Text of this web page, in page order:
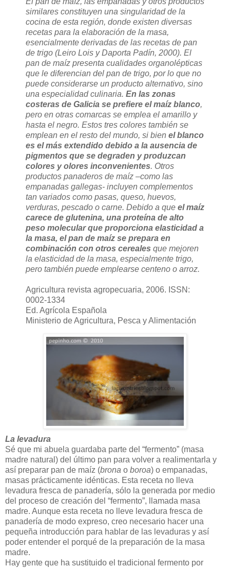
similares constituyen una singularidad de la
cocina de esta región, donde existen diversas
recetas para la elaboración de la masa,
esencialmente derivadas de las recetas de pan
de trigo (Leiro Lois y Daporta Padín, 2000). El
pan de maíz presenta cualidades organolépticas
que le diferencian del pan de trigo, por lo que no
puede considerarse un producto alternativo, sino
una especialidad culinaria. En las zonas
costeras de Galicia se prefiere el maíz blanco,
pero en otras comarcas se emplea el amarillo y
hasta el negro. Estos tres colores también se
emplean en el resto del mundo, si bien el blanco
es el más extendido debido a la ausencia de
pigmentos que se degraden y produzcan
colores y olores inconvenientes. Otros
productos panaderos de maíz –como las
empanadas gallegas- incluyen complementos
tan variados como pasas, queso, huevos,
verduras, pescado o carne. Debido a que el maíz
carece de glutenina, una proteína de alto
peso molecular que proporciona elasticidad a
la masa, el pan de maíz se prepara en
combinación con otros cereales que mejoren
la elasticidad de la masa, especialmente trigo,
pero también puede emplearse centeno o arroz.
Agricultura revista agropecuaria, 2006. ISSN:
0002-1334
Ed. Agrícola Española
Ministerio de Agricultura, Pesca y Alimentación
La levadura
Sé que mi abuela guardaba parte del “fermento” (masa
madre natural) del último pan para volver a realimentarla y
así preparar pan de maíz (brona o boroa) o empanadas,
masas prácticamente idénticas. Esta receta no lleva
levadura fresca de panadería, sólo la generada por medio
del proceso de creación del “fermento”, llamada masa
madre. Aunque esta receta no lleve levadura fresca de
panadería de modo expreso, creo necesario hacer una
pequeña introducción para hablar de las levaduras y así
poder entender el porqué de la preparación de la masa
madre.
Hay gente que ha sustituido el tradicional fermento por